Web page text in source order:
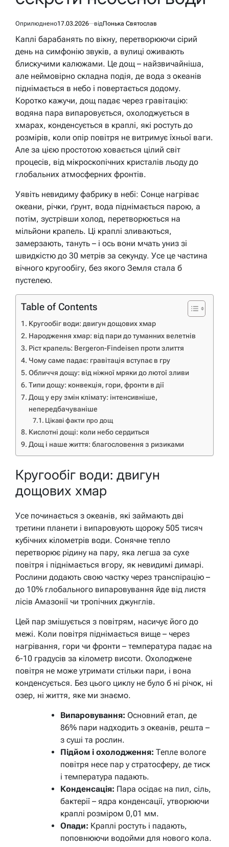
Оприлюднено17.03.2026 відПонька Святослав
Каплі барабанять по вікну, перетворюючи сірий
день на симфонію звуків, а вулиці оживають
блискучими калюжами. Це дощ – найзвичайніша,
але неймовірно складна подія, де вода з океанів
піднімається в небо і повертається додому.
Коротко кажучи, дощ падає через гравітацію:
водяна пара випаровується, охолоджується в
хмарах, конденсується в краплі, які ростуть до
розмірів, коли опір повітря не витримує їхньої ваги.
Але за цією простотою ховається цілий світ
процесів, від мікроскопічних кристалів льоду до
глобальних атмосферних фронтів.
Уявіть невидиму фабрику в небі: Сонце нагріває
океани, річки, ґрунт, вода піднімається парою, а
потім, зустрівши холод, перетворюється на
мільйони крапель. Ці краплі зливаються,
замерзають, тануть – і ось вони мчать униз зі
швидкістю до 30 метрів за секунду. Усе це частина
вічного кругообігу, без якого Земля стала б
пустелею.
Table of Contents
Кругообіг води: двигун дощових хмар
Народження хмар: від пари до туманних велетнів
Ріст крапель: Bergeron-Findeisen проти злиття
Чому саме падає: гравітація вступає в гру
Обличчя дощу: від ніжної мряки до лютої зливи
Типи дощу: конвекція, гори, фронти в дії
Дощ у еру змін клімату: інтенсивніше,
непередбачуваніше
Цікаві факти про дощ
Кислотні дощі: коли небо сердиться
Дощ і наше життя: благословення з ризиками
Кругообіг води: двигун
дощових хмар
Усе починається з океанів, які займають дві
третини планети і випаровують щороку 505 тисяч
кубічних кілометрів води. Сонячне тепло
перетворює рідину на пару, яка легша за сухе
повітря і піднімається вгору, як невидимі димарі.
Рослини додають свою частку через транспірацію –
до 10% глобального випаровування йде від листя
лісів Амазонії чи тропічних джунглів.
Цей пар змішується з повітрям, насичує його до
межі. Коли повітря піднімається вище – через
нагрівання, гори чи фронти – температура падає на
6-10 градусів за кілометр висоти. Охолоджене
повітря не може утримати стільки пари, і вона
конденсується. Без цього циклу не було б ні річок, ні
озер, ні життя, яке ми знаємо.
Випаровування: Основний етап, де
86% пари надходить з океанів, решта –
з суші та рослин.
Підйом і охолодження: Тепле вологе
повітря несе пар у стратосферу, де тиск
і температура падають.
Конденсація: Пара осідає на пил, сіль,
бактерії – ядра конденсації, утворюючи
краплі розміром 0,01 мм.
Опади: Краплі ростуть і падають,
поповнюючи водойми для нового кола.